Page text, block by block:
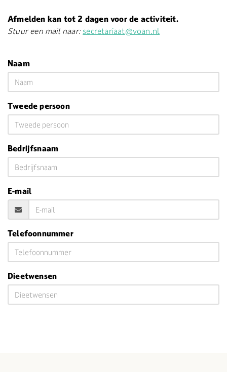
Afmelden kan tot 2 dagen voor de activiteit.
Stuur een mail naar: secretariaat@voan.nl
Naam
Tweede persoon
Bedrijfsnaam
E-mail
Telefoonnummer
Dieetwensen